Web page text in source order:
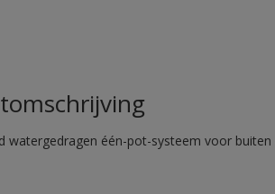
watergedragen één-pot-systeem voor